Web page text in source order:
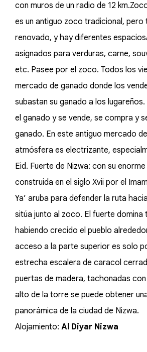
con muros de un radio de 12
es un antiguo zoco tradicional, pero
renovado, y hay diferentes
asignados para verduras, carne,
etc. Pasee por el zoco. Todos los
mercado de ganado donde los
subastan su ganado a los
el ganado y se vende, se compra y
ganado. En este antiguo mercado
atmósfera es electrizante,
Eid. Fuerte de Nizwa: con su
construida en el siglo Xvii por el
Ya’ aruba para defender la ruta
sitúa junto al zoco. El fuerte domina
habiendo crecido el pueblo
acceso a la parte superior es solo
estrecha escalera de caracol
puertas de madera, tachonadas
alto de la torre se puede obtener
panorámica de la ciudad de Nizwa.
Alojamiento: Al Diyar Nizwa